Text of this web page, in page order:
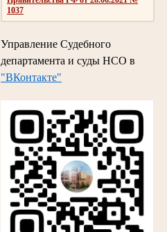
1037
Управление Судебного
департамента и суды НСО в
"ВКонтакте"